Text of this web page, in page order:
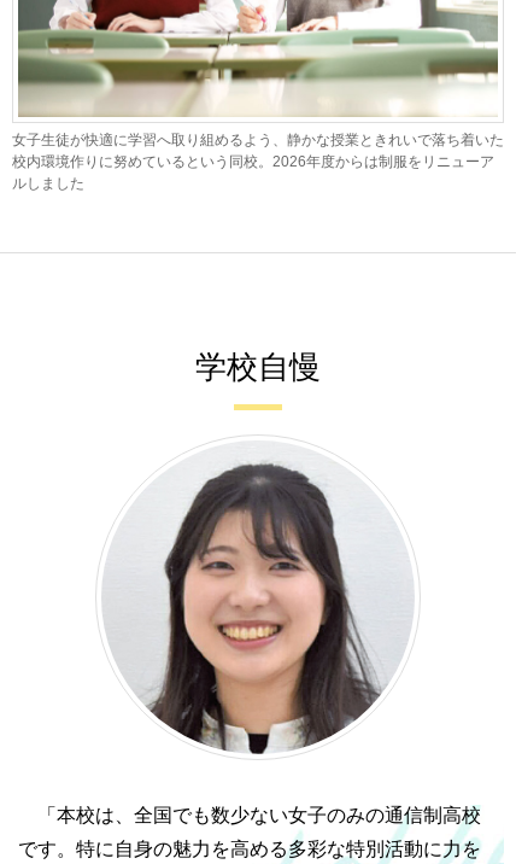
女子生徒が快適に学習へ取り組めるよう、静かな授業ときれいで落ち着いた
校内環境作りに努めているという同校。2026年度からは制服をリニューア
ルしました
学校自慢
「本校は、全国でも数少ない女子のみの通信制高校
です。特に自身の魅力を高める多彩な特別活動に力を